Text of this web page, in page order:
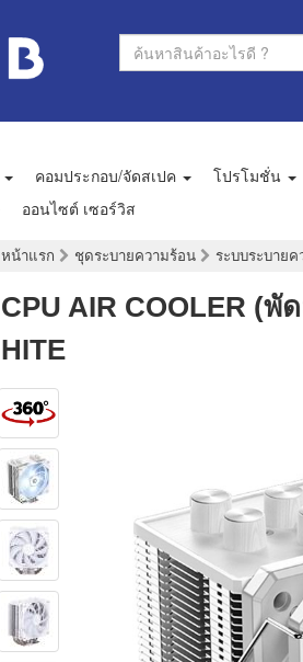
คอมประกอบ/จัดสเปค โปรโมชั่น
ออนไซต์ เซอร์วิส
หน้าแรก ชุดระบายความร้อน ระบบระบาย
CPU AIR COOLER (พั
HITE